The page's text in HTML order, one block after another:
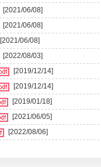
[2021/06/08]
[2021/06/08]
[2021/06/08]
[2022/08/03]
[2019/12/14]
[2019/12/14]
[2019/01/18]
[2021/06/05]
[2022/08/06]